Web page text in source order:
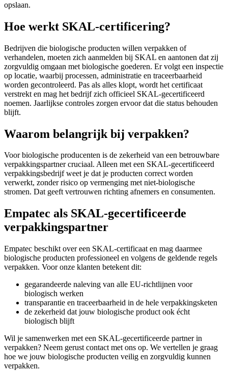
opslaan.
Hoe werkt SKAL-certificering?
Bedrijven die biologische producten willen verpakken of
verhandelen, moeten zich aanmelden bij SKAL en aantonen dat zij
zorgvuldig omgaan met biologische goederen. Er volgt een inspectie
op locatie, waarbij processen, administratie en traceerbaarheid
worden gecontroleerd. Pas als alles klopt, wordt het certificaat
verstrekt en mag het bedrijf zich officieel SKAL-gecertificeerd
noemen. Jaarlijkse controles zorgen ervoor dat die status behouden
blijft.
Waarom belangrijk bij verpakken?
Voor biologische producenten is de zekerheid van een betrouwbare
verpakkingspartner cruciaal. Alleen met een SKAL-gecertificeerd
verpakkingsbedrijf weet je dat je producten correct worden
verwerkt, zonder risico op vermenging met niet-biologische
stromen. Dat geeft vertrouwen richting afnemers en consumenten.
Empatec als SKAL-gecertificeerde
verpakkingspartner
Empatec beschikt over een SKAL-certificaat en mag daarmee
biologische producten professioneel en volgens de geldende regels
verpakken. Voor onze klanten betekent dit:
gegarandeerde naleving van alle EU-richtlijnen voor
biologisch werken
transparantie en traceerbaarheid in de hele verpakkingsketen
de zekerheid dat jouw biologische product ook écht
biologisch blijft
Wil je samenwerken met een SKAL-gecertificeerde partner in
verpakken? Neem gerust contact met ons op. We vertellen je graag
hoe we jouw biologische producten veilig en zorgvuldig kunnen
verpakken.